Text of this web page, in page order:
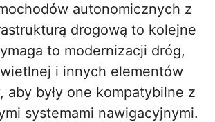
autonomicznych z
drogową to kolejne
to modernizacji dróg,
i innych elementów
aby były one kompatybilne z
systemami nawigacyjnymi.